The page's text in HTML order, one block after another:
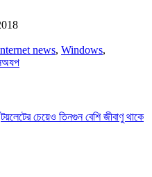
news, Windows,
টয়লেটের চেয়েও তিনগুন বেশি জীবাণু থাকে